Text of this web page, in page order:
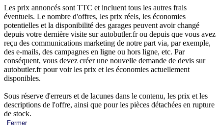
Les prix annoncés sont TTC et incluent tous les autres frais
éventuels. Le nombre d'offres, les prix réels, les économies
potentielles et la disponibilité des garages peuvent avoir changé
depuis votre dernière visite sur autobutler.fr ou depuis que vous avez
reçu des communications marketing de notre part via, par exemple,
des e-mails, des campagnes en ligne ou hors ligne, etc. Par
conséquent, vous devez créer une nouvelle demande de devis sur
autobutler.fr pour voir les prix et les économies actuellement
disponibles.
Sous réserve d'erreurs et de lacunes dans le contenu, les prix et les
descriptions de l'offre, ainsi que pour les pièces détachées en rupture
de stock.
Fermer